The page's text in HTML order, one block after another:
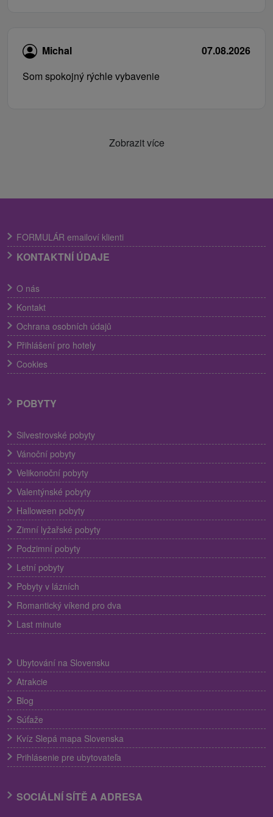
Michal
07.08.2026
Som spokojný rýchle vybavenie
Zobrazit více
FORMULÁR emailoví klienti
KONTAKTNÍ ÚDAJE
O nás
Kontakt
Ochrana osobních údajů
Přihlášení pro hotely
Cookies
POBYTY
Silvestrovské pobyty
Vánoční pobyty
Velikonoční pobyty
Valentýnské pobyty
Halloween pobyty
Zimní lyžařské pobyty
Podzimní pobyty
Letní pobyty
Pobyty v lázních
Romantický víkend pro dva
Last minute
Ubytování na Slovensku
Atrakcie
Blog
Súťaže
Kvíz Slepá mapa Slovenska
Prihlásenie pre ubytovateľa
SOCIÁLNÍ SÍTĚ A ADRESA